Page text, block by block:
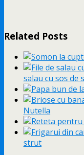
Related Posts
salau cu sos de
Nutella
strut